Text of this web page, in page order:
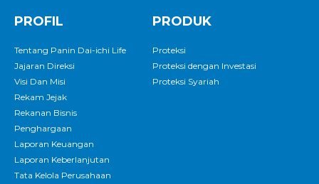
PROFIL
Tentang Panin Dai-ichi Life
Jajaran Direksi
Visi Dan Misi
Rekam Jejak
Rekanan Bisnis
Penghargaan
Laporan Keuangan
Laporan Keberlanjutan
Tata Kelola Perusahaan
PRODUK
Proteksi
Proteksi dengan Investasi
Proteksi Syariah